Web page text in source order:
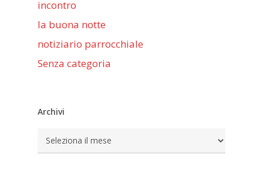
incontro
la buona notte
notiziario parrocchiale
Senza categoria
Archivi
Archivi